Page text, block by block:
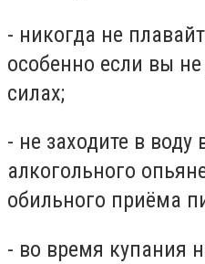
- никогда не
особенно если вы
силах;
- не заходите в воду
алкогольного
обильного приёма
- во время купания